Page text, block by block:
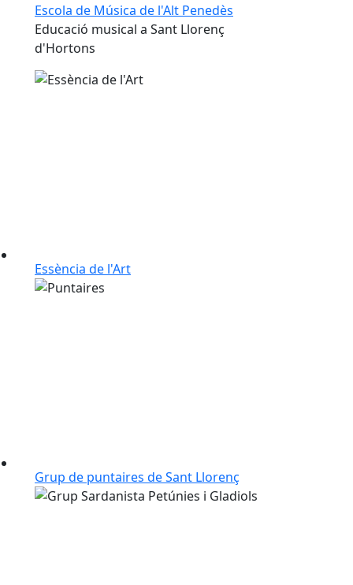
Escola de Música de l'Alt Penedès
Educació musical a Sant Llorenç
d'Hortons
Essència de l'Art
Grup de puntaires de Sant Llorenç